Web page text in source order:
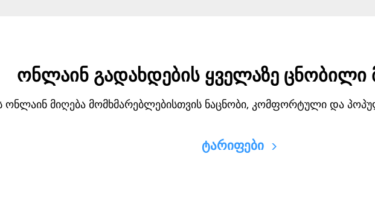
ონლაინ გადახდების ყველაზე ცნობილი
ონლაინ მიღება მომხმარებლებისთვის ნაცნობი, კომფორტული და
ტარიფები